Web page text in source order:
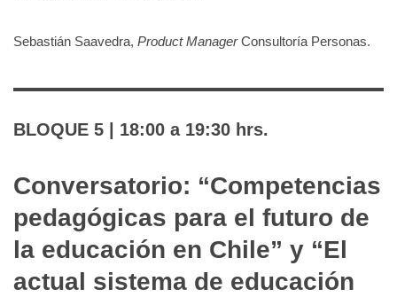
Sebastián Saavedra, Product ManagerConsultoría Personas.
BLOQUE 5 | 18:00 a 19:30 hrs.
Conversatorio: “Competencias
pedagógicas para el futuro de
la educación en Chile” y “El
actual sistema de educación